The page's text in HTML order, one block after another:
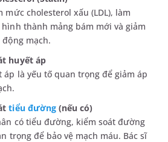
mức cholesterol xấu (LDL), làm
thành mảng bám mới và giảm
mạch.
huyết áp
áp là yếu tố quan trọng để giảm áp
tiểu đường(nếu có)
có tiểu đường, kiểm soát đường
trọng để bảo vệ mạch máu. Bác sĩ